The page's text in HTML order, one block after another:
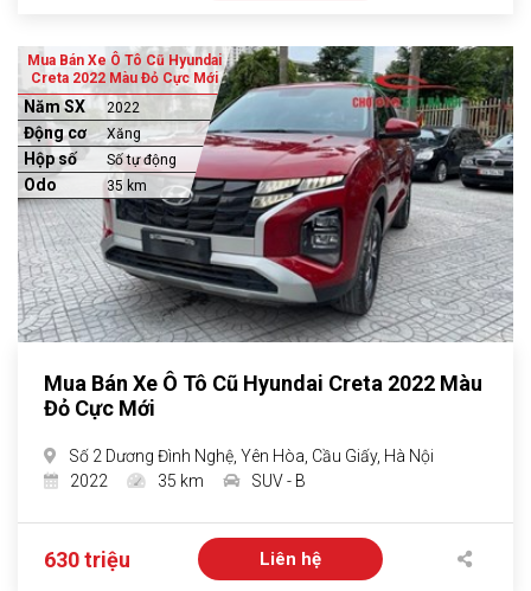
Mua Bán Xe Ô Tô Cũ Hyundai
Creta 2022 Màu Đỏ Cực Mới
Năm SX 2022
Động cơ Xăng
Hộp số Số tự động
Odo 35 km
Mua Bán Xe Ô Tô Cũ Hyundai Creta 2022 Màu
Đỏ Cực Mới
Số 2 Dương Đình Nghệ, Yên Hòa, Cầu Giấy, Hà Nội
2022
35 km SUV - B
630 triệu Liên hệ